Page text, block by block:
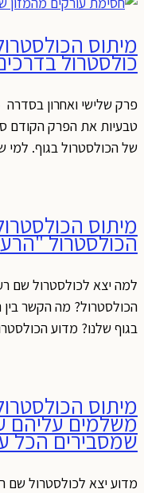
כולסטרול
פרק שלישי ואחרון בסדרה
של הכולסטרול בגוף. למי
הכולסטרול
למה יצא לכולסטרול שם
הכולסטרול? מה הקשר בין
בגוף שלנו? מדוע
משלמים עליהם
שמסבירים הכל
מדוע יצא לכולסטרול שם